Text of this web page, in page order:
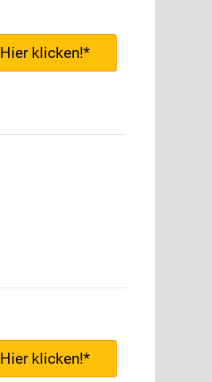
Hier klicken!*
Hier klicken!*